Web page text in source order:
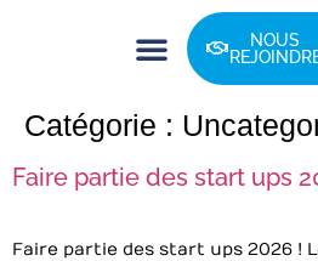
NOUS
Catégorie :
Faire partie des start ups
Faire partie des start ups 2026 !